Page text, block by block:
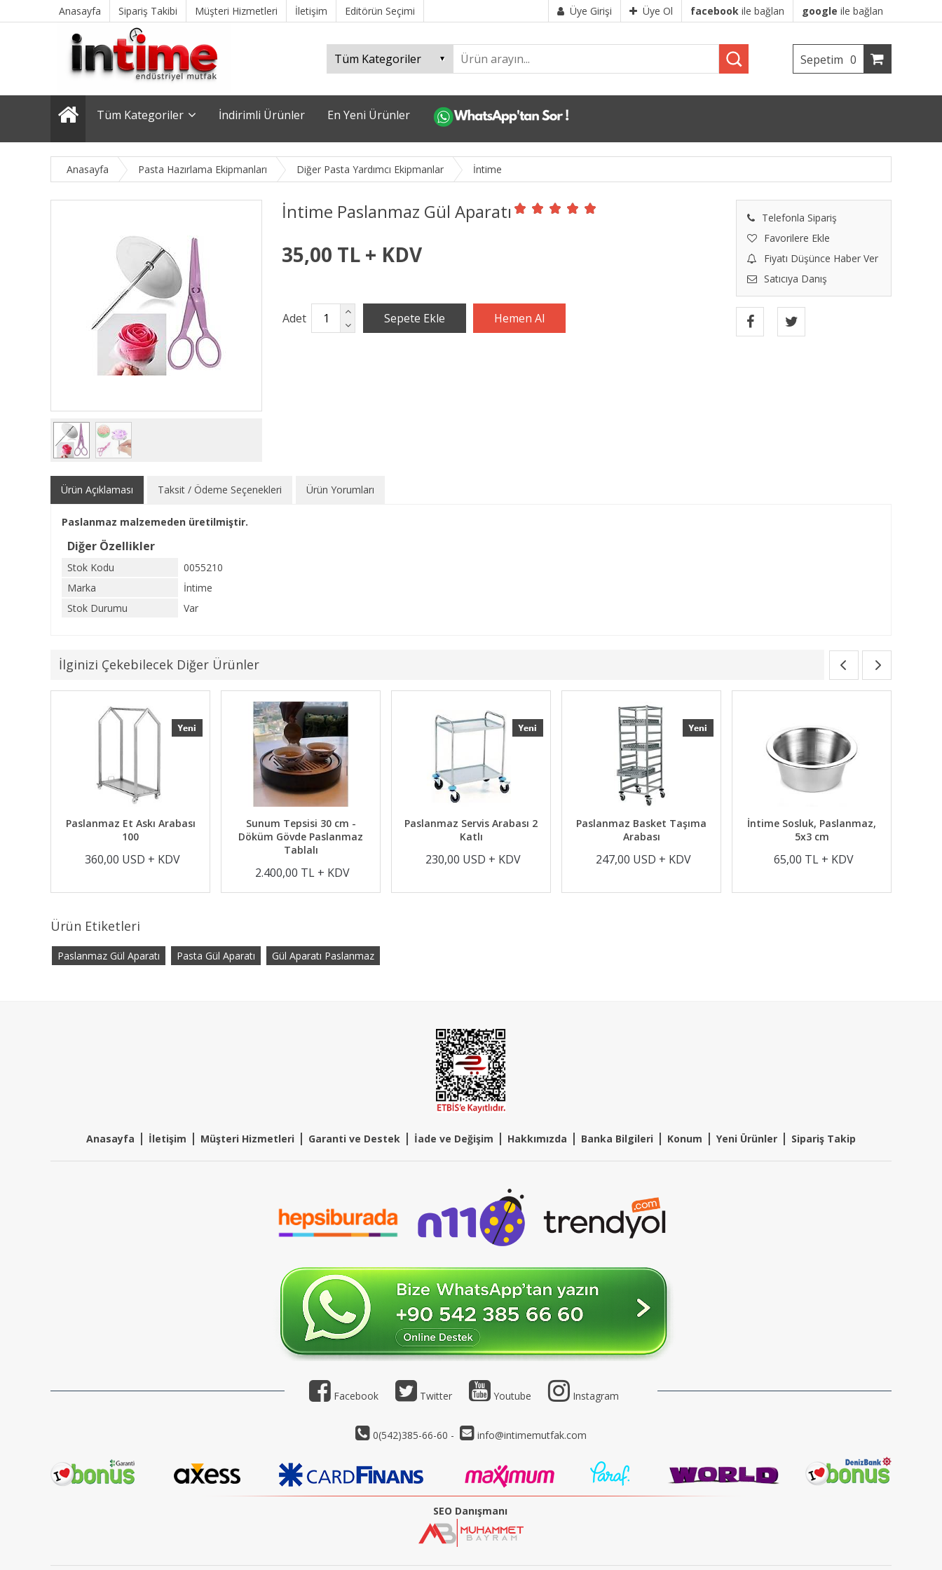
Anasayfa Sipariş Takibi Müşteri Hizmetleri İletişim Editörün Seçimi Üye Girişi Üye Ol facebook ile bağlan google ile bağlan
Sepetim 0
Tüm Kategoriler İndirimli Ürünler En Yeni Ürünler
Anasayfa Pasta Hazırlama Ekipmanları Diğer Pasta Yardımcı Ekipmanlar İntime
İntime Paslanmaz Gül Aparatı
Telefonla Sipariş
Favorilere Ekle
Fiyatı Düşünce Haber Ver
Satıcıya Danış
35,00 TL + KDV
Adet
Ürün Açıklaması Taksit / Ödeme Seçenekleri Ürün Yorumları
Paslanmaz malzemeden üretilmiştir.
Diğer Özellikler
Stok Kodu
0055210
Marka
İntime
Stok Durumu
Var
İlginizi Çekebilecek Diğer Ürünler
Paslanmaz Et Askı Arabası
360,00 USD + KDV
Sunum Tepsisi 30 cm -
Döküm Gövde Paslanmaz
Tablalı
2.400,00 TL + KDV
Paslanmaz Servis Arabası 2
Katlı
230,00 USD + KDV
Paslanmaz Basket Taşıma
Arabası
247,00 USD + KDV
İntime Sosluk, Paslanmaz,
5x3 cm
65,00 TL + KDV
Ürün Etiketleri
Paslanmaz Gül Aparatı Pasta Gül Aparatı Gül Aparatı Paslanmaz
Anasayfa | İletişim | Müşteri Hizmetleri | Garanti ve Destek | İade ve Değişim | Hakkımızda | Banka Bilgileri | Konum | Yeni Ürünler | Sipariş Takip
Facebook Twitter Youtube Instagram
0(542)385-66-60 - info@intimemutfak.com
SEO Danışmanı